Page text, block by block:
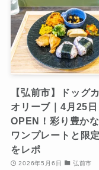
【弘前市】ドッグ
オリーブ｜4月25日
OPEN！彩り豊か
ワンプレートと限
をレポ
2026年5月6日 弘前市